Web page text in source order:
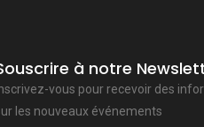
à notre
vous pour recevoir des
les nouveaux événements